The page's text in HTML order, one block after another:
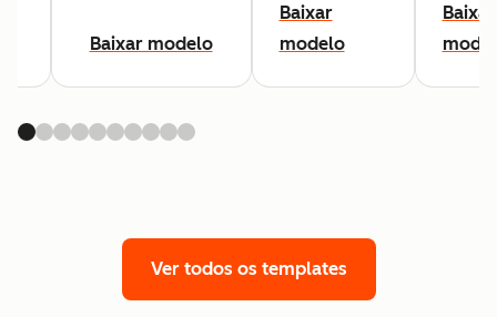
Baixar modelo
Baixar
modelo
Baixar
Ver todos os templates